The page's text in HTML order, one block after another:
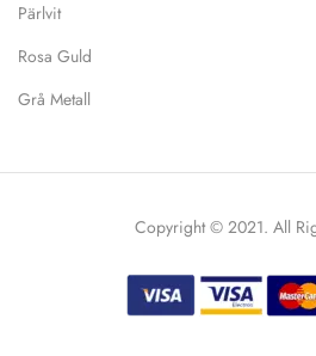
Pärlvit
Rosa Guld
Grå Metall
Copyright © 2021. All